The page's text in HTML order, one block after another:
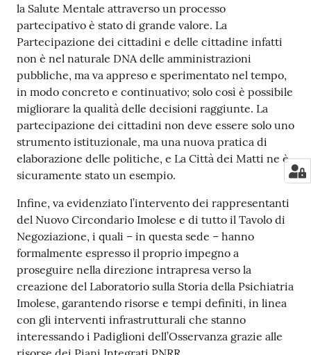
la Salute Mentale attraverso un processo
partecipativo è stato di grande valore. La
Partecipazione dei cittadini e delle cittadine infatti
non è nel naturale DNA delle amministrazioni
pubbliche, ma va appreso e sperimentato nel tempo,
in modo concreto e continuativo; solo così è possibile
migliorare la qualità delle decisioni raggiunte. La
partecipazione dei cittadini non deve essere solo uno
strumento istituzionale, ma una nuova pratica di
elaborazione delle politiche, e La Città dei Matti ne è
sicuramente stato un esempio.
Infine, va evidenziato l’intervento dei rappresentanti
del Nuovo Circondario Imolese e di tutto il Tavolo di
Negoziazione, i quali – in questa sede – hanno
formalmente espresso il proprio impegno a
proseguire nella direzione intrapresa verso la
creazione del Laboratorio sulla Storia della Psichiatria
Imolese, garantendo risorse e tempi definiti, in linea
con gli interventi infrastrutturali che stanno
interessando i Padiglioni dell’Osservanza grazie alle